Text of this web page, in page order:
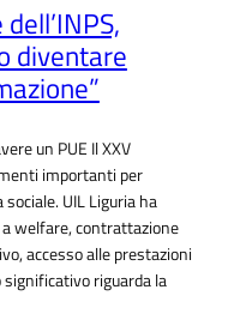
diventare
un PUE Il XXV
importanti per
UIL Liguria ha
welfare, contrattazione
accesso alle prestazioni
riguarda la